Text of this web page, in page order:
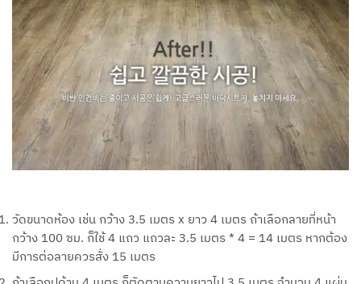
วัดขนาดห้อง เช่น กว้าง 3.5 เมตร x ยาว 4 เมตร ถ้าเลือกลายที่หน้า
กว้าง 100 ซม. ก็ใช้ 4 แถว แถวละ 3.5 เมตร * 4 = 14 เมตร หากต้อง
มีการต่อลายควรสั่ง 15 เมตร